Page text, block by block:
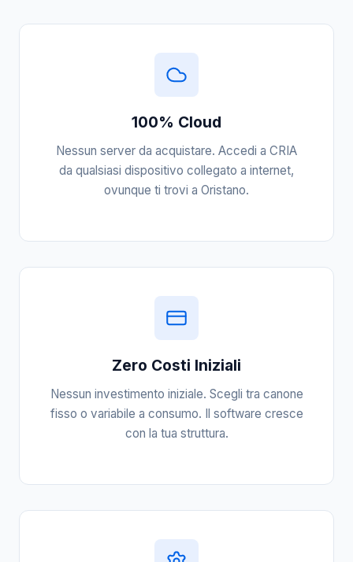
100% Cloud
Nessun server da acquistare. Accedi a CRIA
da qualsiasi dispositivo collegato a internet,
ovunque ti trovi a Oristano.
Zero Costi Iniziali
Nessun investimento iniziale. Scegli tra canone
fisso o variabile a consumo. Il software cresce
con la tua struttura.